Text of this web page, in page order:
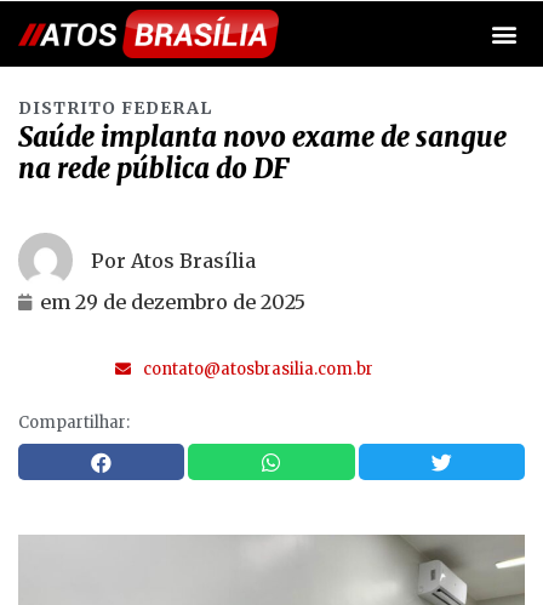
DISTRITO FEDERAL
Saúde implanta novo exame de sangue
na rede pública do DF
Por Atos Brasília
em 29 de dezembro de 2025
contato@atosbrasilia.com.br
Compartilhar: